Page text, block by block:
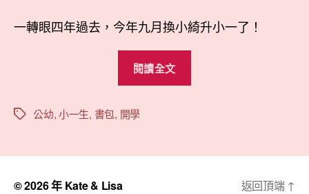
者
佈
日
期
一轉眼四年過去，今年九月換小綺升小一了！
閱讀全文
吳
標
公幼,小一生, 書包, 開學
© 2026 年 Kate & Lisa 返回頂端 ↑